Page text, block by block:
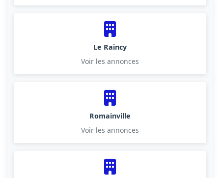
Le Raincy
Voir les annonces
Romainville
Voir les annonces